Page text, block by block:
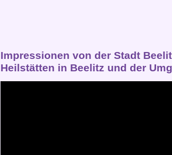
Impressionen von der Stadt
Heilstätten in Beelitz und der